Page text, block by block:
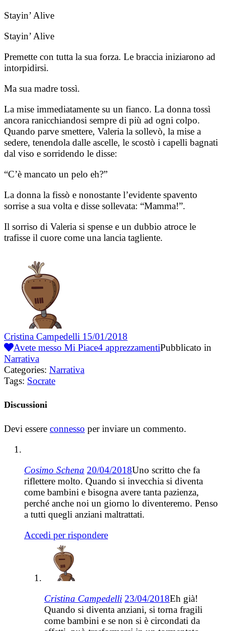
Stayin’ Alive
Stayin’ Alive
Premette con tutta la sua forza. Le braccia iniziarono ad
intorpidirsi.
Ma sua madre tossì.
La mise immediatamente su un fianco. La donna tossì
ancora ranicchiandosi sempre di più ad ogni colpo.
Quando parve smettere, Valeria la sollevò, la mise a
sedere, tenendola dalle ascelle, le scostò i capelli bagnati
dal viso e sorridendo le disse:
“C’è mancato un pelo eh?”
La donna la fissò e nonostante l’evidente spavento
sorrise a sua volta e disse sollevata: “Mamma!”.
Il sorriso di Valeria si spense e un dubbio atroce le
trafisse il cuore come una lancia tagliente.
Cristina Campedelli 15/01/2018
Avete messo Mi Piace4 apprezzamentiPubblicato in
Narrativa
Categories: Narrativa
Tags: Socrate
Discussioni
Devi essere connesso per inviare un commento.
Cosimo Schena 20/04/2018Uno scritto che fa
riflettere molto. Quando si invecchia si diventa
come bambini e bisogna avere tanta pazienza,
perché anche noi un giorno lo diventeremo. Penso
a tutti quegli anziani maltrattati.
Accedi per rispondere
Cristina Campedelli 23/04/2018Eh già!
Quando si diventa anziani, si torna fragili
come bambini e se non si è circondati da